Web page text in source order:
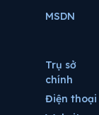
MSDN
Trụ sở
chính
Điện thoại